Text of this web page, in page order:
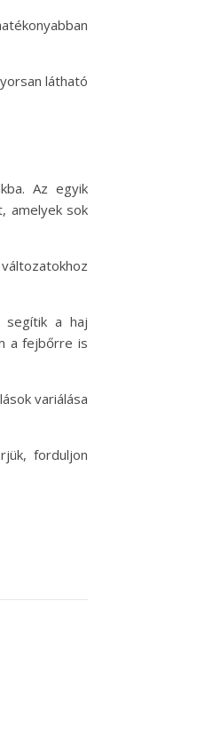
látható
Az egyik
amelyek sok
segítik a haj
a fejbőrre is
variálása
forduljon